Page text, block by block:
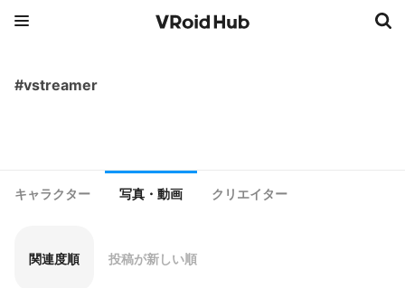
#vstreamer
キャラクター 写真・動画 クリエイター
関連度順 投稿が新しい順